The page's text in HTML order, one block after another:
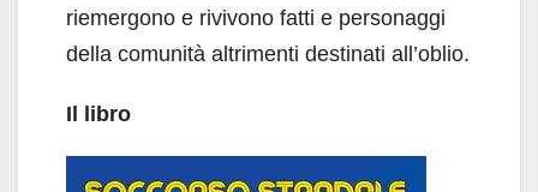
riemergono e rivivono fatti e personaggi
della comunità altrimenti destinati all’oblio.
Il libro